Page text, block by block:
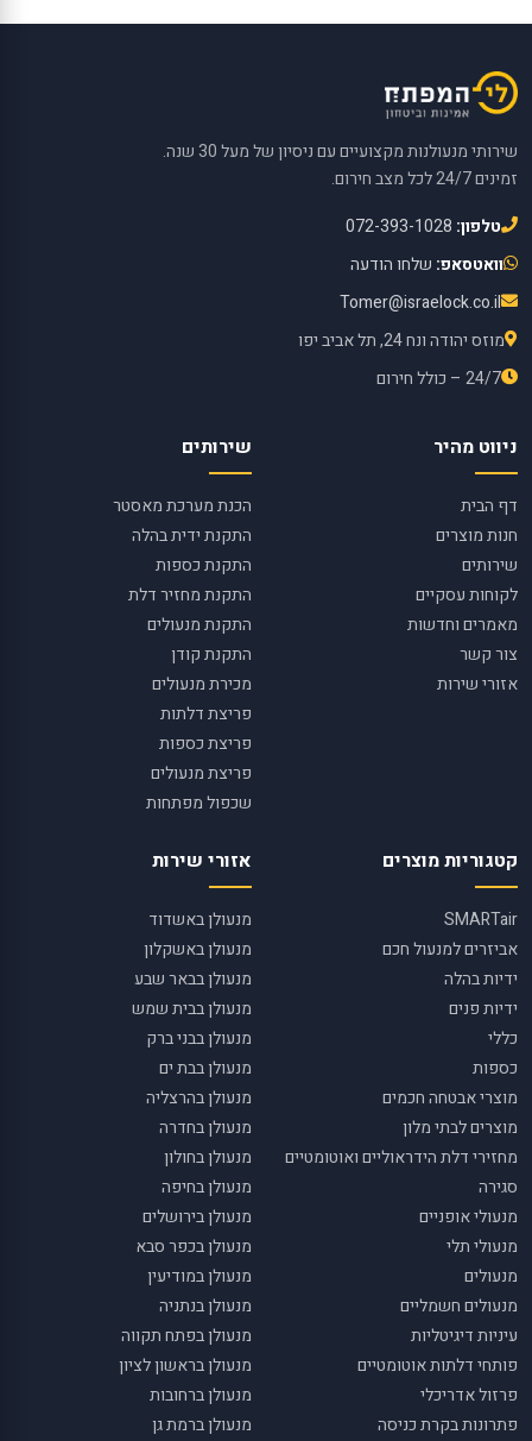
שירותי מנעולנות מקצועיים עם ניסיון של מעל 30 שנה.
זמינים 24/7 לכל מצב חירום.
טלפון: 072-393-1028
וואטסאפ: שלחו הודעה
Tomer@israelock.co.il
מוזס יהודה ונח 24, תל אביב יפו
24/7 – כולל חירום
ניווט מהיר
דף הבית
חנות מוצרים
שירותים
לקוחות עסקיים
מאמרים וחדשות
צור קשר
אזורי שירות
שירותים
הכנת מערכת מאסטר
התקנת ידית בהלה
התקנת כספות
התקנת מחזיר דלת
התקנת מנעולים
התקנת קודן
מכירת מנעולים
פריצת דלתות
פריצת כספות
פריצת מנעולים
שכפול מפתחות
קטגוריות מוצרים
SMARTair
אביזרים למנעול חכם
ידיות בהלה
ידיות פנים
כללי
כספות
מוצרי אבטחה חכמים
מוצרים לבתי מלון
מחזירי דלת הידראוליים ואוטומטיים
סגירה
מנעולי אופניים
מנעולי תלי
מנעולים
מנעולים חשמליים
עיניות דיגיטליות
פותחי דלתות אוטומטיים
פרזול אדריכלי
פתרונות בקרת כניסה
אזורי שירות
מנעולן באשדוד
מנעולן באשקלון
מנעולן בבאר שבע
מנעולן בבית שמש
מנעולן בבני ברק
מנעולן בבת ים
מנעולן בהרצליה
מנעולן בחדרה
מנעולן בחולון
מנעולן בחיפה
מנעולן בירושלים
מנעולן בכפר סבא
מנעולן במודיעין
מנעולן בנתניה
מנעולן בפתח תקווה
מנעולן בראשון לציון
מנעולן ברחובות
מנעולן ברמת גן